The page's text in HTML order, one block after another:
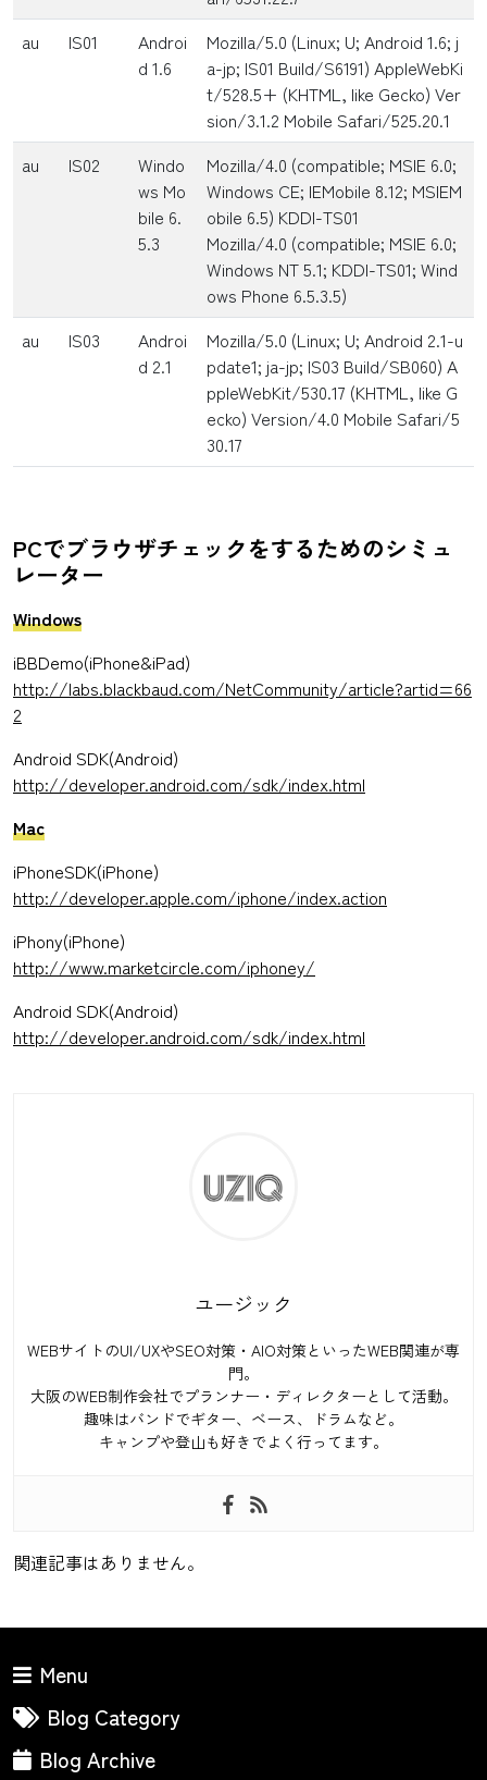
au
IS01
Androi
d 1.6
Mozilla/5.0 (Linux; U; Android 1.6; j
a-jp; IS01 Build/S6191) AppleWebKi
t/528.5+ (KHTML, like Gecko) Ver
sion/3.1.2 Mobile Safari/525.20.1
au
IS02
Windo
ws Mo
bile 6.
5.3
Mozilla/4.0 (compatible; MSIE 6.0;
Windows CE; IEMobile 8.12; MSIEM
obile 6.5) KDDI-TS01
Mozilla/4.0 (compatible; MSIE 6.0;
Windows NT 5.1; KDDI-TS01; Wind
ows Phone 6.5.3.5)
au
IS03
Androi
d 2.1
Mozilla/5.0 (Linux; U; Android 2.1-u
pdate1; ja-jp; IS03 Build/SB060) A
ppleWebKit/530.17 (KHTML, like G
ecko) Version/4.0 Mobile Safari/5
30.17
PCでブラウザチェックをするためのシミュ
レーター
Windows
iBBDemo(iPhone&iPad)
http://labs.blackbaud.com/NetCommunity/article?artid=66
2
Android SDK(Android)
http://developer.android.com/sdk/index.html
Mac
iPhoneSDK(iPhone)
http://developer.apple.com/iphone/index.action
iPhony(iPhone)
http://www.marketcircle.com/iphoney/
Android SDK(Android)
http://developer.android.com/sdk/index.html
ユージック
WEBサイトのUI/UXやSEO対策・AIO対策といったWEB関連が専
門。
大阪のWEB制作会社でプランナー・ディレクターとして活動。
趣味はバンドでギター、ベース、ドラムなど。
キャンプや登山も好きでよく行ってます。
関連記事はありません。
Menu
Blog Category
Blog Archive